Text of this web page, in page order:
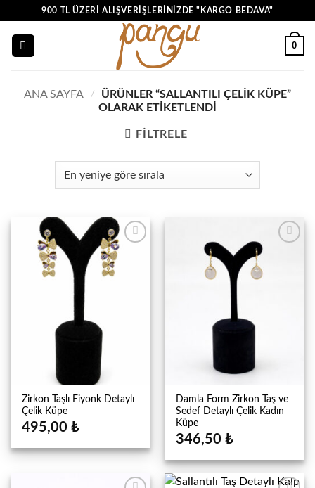
900 TL ÜZERI ALIŞVERIŞLERINIZDE "KARGO BEDAVA"
0
ANA SAYFA /
ÜRÜNLER “SALLANTILI ÇELIK KÜPE”
OLARAK ETIKETLENDI
FILTRELE
Zirkon Taşlı Fiyonk Detaylı
Çelik Küpe
495,00₺
Damla Form Zirkon Taş ve
Sedef Detaylı Çelik Kadın
Küpe
346,50₺